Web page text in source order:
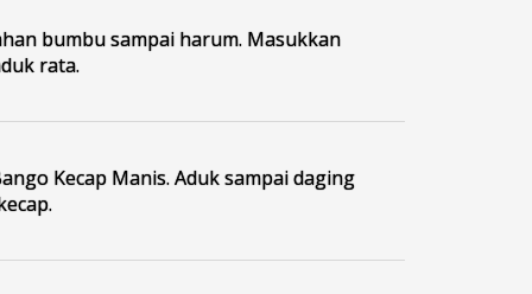
bumbu sampai harum. Masukkan
rata.
Kecap Manis. Aduk sampai daging